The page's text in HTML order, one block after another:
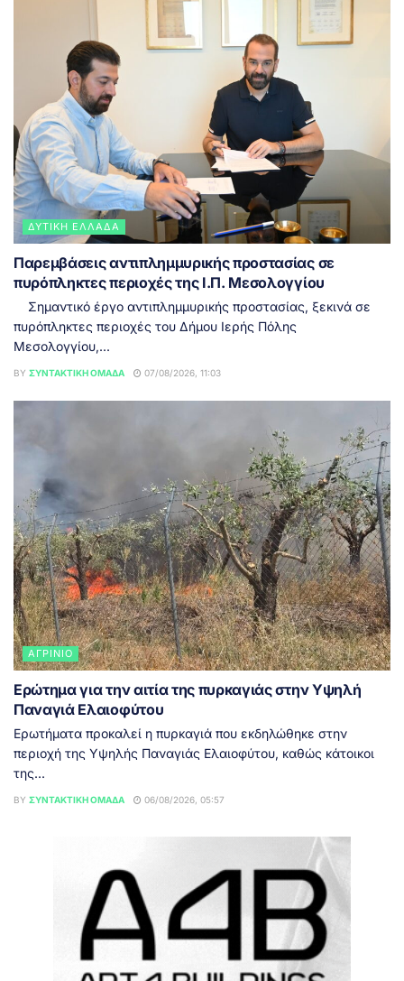
ΔΥΤΙΚΉ ΕΛΛΆΔΑ
Παρεμβάσεις αντιπλημμυρικής προστασίας σε
πυρόπληκτες περιοχές της Ι.Π. Μεσολογγίου
Σημαντικό έργο αντιπλημμυρικής προστασίας, ξεκινά σε
πυρόπληκτες περιοχές του Δήμου Ιερής Πόλης
Μεσολογγίου,...
BY ΣΥΝΤΑΚΤΙΚΉ ΟΜΆΔΑ 07/08/2026, 11:03
ΑΓΡΊΝΙΟ
Ερώτημα για την αιτία της πυρκαγιάς στην Υψηλή
Παναγιά Ελαιοφύτου
Ερωτήματα προκαλεί η πυρκαγιά που εκδηλώθηκε στην
περιοχή της Υψηλής Παναγιάς Ελαιοφύτου, καθώς κάτοικοι
της...
BY ΣΥΝΤΑΚΤΙΚΉ ΟΜΆΔΑ 06/08/2026, 05:57